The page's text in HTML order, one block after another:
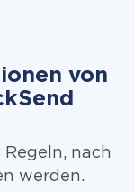
von
nach
werden.